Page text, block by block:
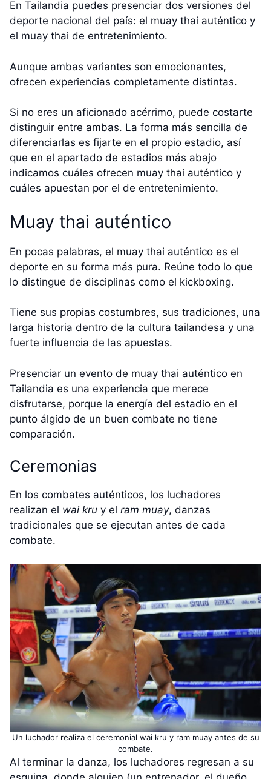
En Tailandia puedes presenciar dos versiones del
deporte nacional del país: el muay thai auténtico y
el muay thai de entretenimiento.
Aunque ambas variantes son emocionantes,
ofrecen experiencias completamente distintas.
Si no eres un aficionado acérrimo, puede costarte
distinguir entre ambas. La forma más sencilla de
diferenciarlas es fijarte en el propio estadio, así
que en el apartado de estadios más abajo
indicamos cuáles ofrecen muay thai auténtico y
cuáles apuestan por el de entretenimiento.
Muay thai auténtico
En pocas palabras, el muay thai auténtico es el
deporte en su forma más pura. Reúne todo lo que
lo distingue de disciplinas como el kickboxing.
Tiene sus propias costumbres, sus tradiciones, una
larga historia dentro de la cultura tailandesa y una
fuerte influencia de las apuestas.
Presenciar un evento de muay thai auténtico en
Tailandia es una experiencia que merece
disfrutarse, porque la energía del estadio en el
punto álgido de un buen combate no tiene
comparación.
Ceremonias
En los combates auténticos, los luchadores
realizan el wai kru y el ram muay, danzas
tradicionales que se ejecutan antes de cada
combate.
Un luchador realiza el ceremonial wai kru y ram muay antes de su
combate.
Al terminar la danza, los luchadores regresan a su